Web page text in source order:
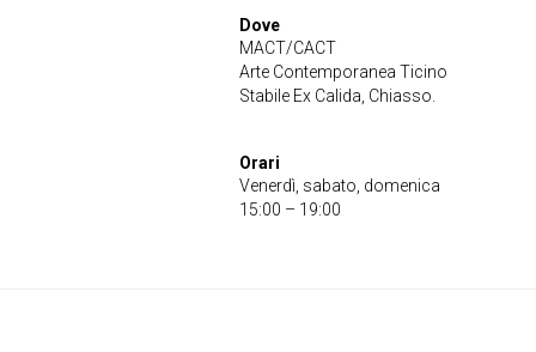
Dove
MACT/CACT
Arte Contemporanea Ticino
Stabile Ex Calida, Chiasso.
Orari
Venerdì, sabato, domenica
15:00 – 19:00